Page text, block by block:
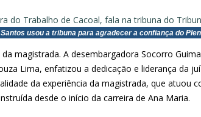
usou a tribuna para agradecer a confiança do
magistrada. A desembargadora Socorro
Lima, enfatizou a dedicação e liderança da
da experiência da magistrada, que atuou
desde o início da carreira de Ana Maria.